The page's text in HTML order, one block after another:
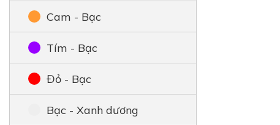
Cam - Bạc
Tím - Bạc
Đỏ - Bạc
Bạc - Xanh dương